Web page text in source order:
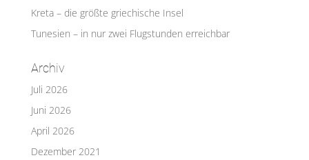
Kreta – die größte griechische Insel
Tunesien – in nur zwei Flugstunden erreichbar
Archiv
Juli 2026
Juni 2026
April 2026
Dezember 2021